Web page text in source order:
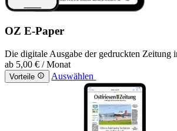
OZ E-Paper
Die digitale Ausgabe der gedruckten Zeitung
ab 5,00 € / Monat
Vorteile Auswählen